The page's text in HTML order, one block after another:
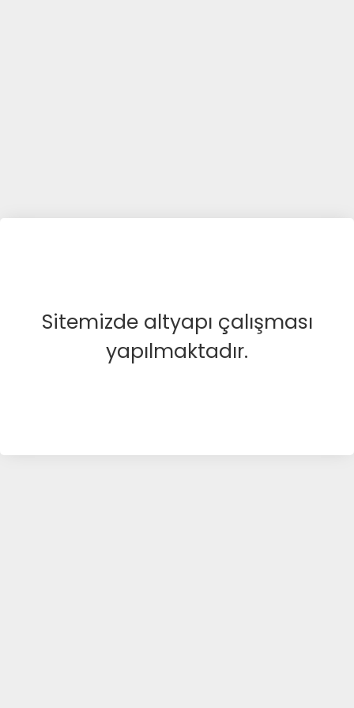
Sitemizde altyapı çalışması
yapılmaktadır.